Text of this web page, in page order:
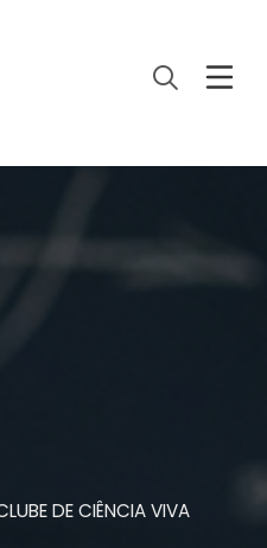
DE CIÊNCIA VIVA